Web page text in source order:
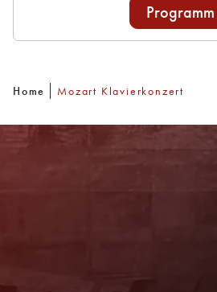
Programm
Home Mozart Klavierkonzert